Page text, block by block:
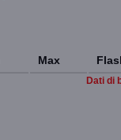
Max
Dati di